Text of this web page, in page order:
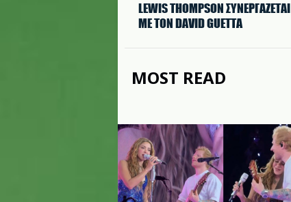
LEWIS THOMPSON ΣΥΝΕΡΓAΖΕΤΑΙ
ΜΕ ΤΟΝ DAVID GUETTA
MOST READ